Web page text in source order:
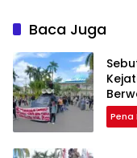
Baca Juga
Pena